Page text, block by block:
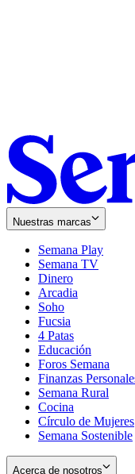
Nuestras marcas
Semana Play
Semana TV
Dinero
Arcadia
Soho
in
new
window
Fucsia
in
new
window
4 Patas
Educación
Foros Semana
Finanzas
Semana Rural
Cocina
Círculo de Mujeres
Semana Sostenible
Acerca de nosotros